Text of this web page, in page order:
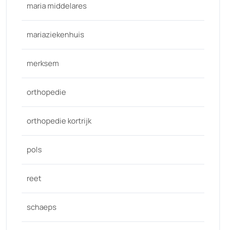
maria middelares
mariaziekenhuis
merksem
orthopedie
orthopedie kortrijk
pols
reet
schaeps